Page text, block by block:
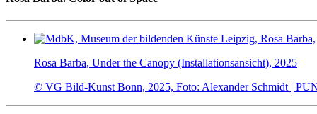
Rosa Barba, Under the Canopy (Installationsansicht), 2025
© VG Bild-Kunst Bonn, 2025, Foto: Alexander Schmidt |